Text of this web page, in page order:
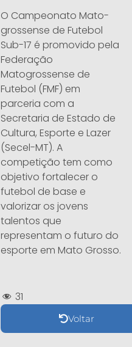
O Campeonato Mato-
grossense de Futebol
Sub-17 é promovido pela
Federação
Matogrossense de
Futebol (FMF) em
parceria com a
Secretaria de Estado de
Cultura, Esporte e Lazer
(Secel-MT). A
competição tem como
objetivo fortalecer o
futebol de base e
valorizar os jovens
talentos que
representam o futuro do
esporte em Mato Grosso.
31
Voltar